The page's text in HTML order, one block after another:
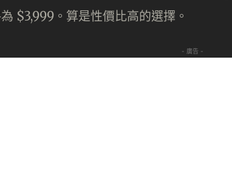
$3,999。算是性價比高的選擇。
- 廣告 -